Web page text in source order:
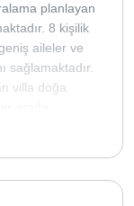
planlayan
8 kişilik
aileler ve
sağlamaktadır.
villa doğa
adet villadan
Villaların
hazırlanmış